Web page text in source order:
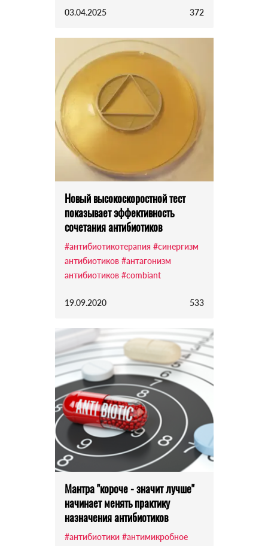
03.04.2025 372
Новый высокоскоростной тест
показывает эффективность
сочетания антибиотиков
#антибиотикотерапия #синергизм
антибиотиков #антагонизм
антибиотиков #combiant
19.09.2020 533
Мантра "короче - значит лучше"
начинает менять практику
назначения антибиотиков
#антибиотики #антимикробное